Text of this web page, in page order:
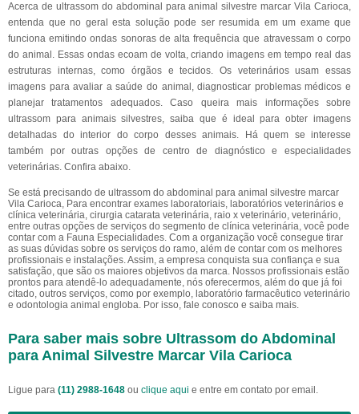
Acerca de ultrassom do abdominal para animal silvestre marcar Vila Carioca,
entenda que no geral esta solução pode ser resumida em um exame que
funciona emitindo ondas sonoras de alta frequência que atravessam o corpo
do animal. Essas ondas ecoam de volta, criando imagens em tempo real das
estruturas internas, como órgãos e tecidos. Os veterinários usam essas
imagens para avaliar a saúde do animal, diagnosticar problemas médicos e
planejar tratamentos adequados. Caso queira mais informações sobre
ultrassom para animais silvestres, saiba que é ideal para obter imagens
detalhadas do interior do corpo desses animais. Há quem se interesse
também por outras opções de centro de diagnóstico e especialidades
veterinárias. Confira abaixo.
Se está precisando de ultrassom do abdominal para animal silvestre marcar
Vila Carioca, Para encontrar exames laboratoriais, laboratórios veterinários e
clínica veterinária, cirurgia catarata veterinária, raio x veterinário, veterinário,
entre outras opções de serviços do segmento de clínica veterinária, você pode
contar com a Fauna Especialidades. Com a organização você consegue tirar
as suas dúvidas sobre os serviços do ramo, além de contar com os melhores
profissionais e instalações. Assim, a empresa conquista sua confiança e sua
satisfação, que são os maiores objetivos da marca. Nossos profissionais estão
prontos para atendê-lo adequadamente, nós oferecermos, além do que já foi
citado, outros serviços, como por exemplo, laboratório farmacêutico veterinário
e odontologia animal engloba. Por isso, fale conosco e saiba mais.
Para saber mais sobre Ultrassom do Abdominal
para Animal Silvestre Marcar Vila Carioca
Ligue para (11) 2988-1648 ou clique aqui e entre em contato por email.